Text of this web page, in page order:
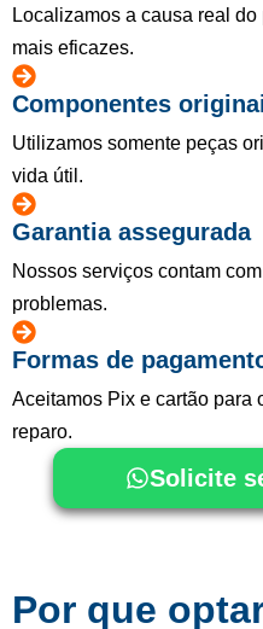
Localizamos a causa real
mais eficazes.
Componentes
Utilizamos somente peças
vida útil.
Garantia assegurada
Nossos serviços contam
problemas.
Formas de
Aceitamos Pix e cartão para
reparo.
Solicite
Por que